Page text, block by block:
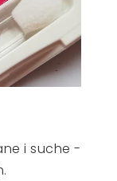
i suche -